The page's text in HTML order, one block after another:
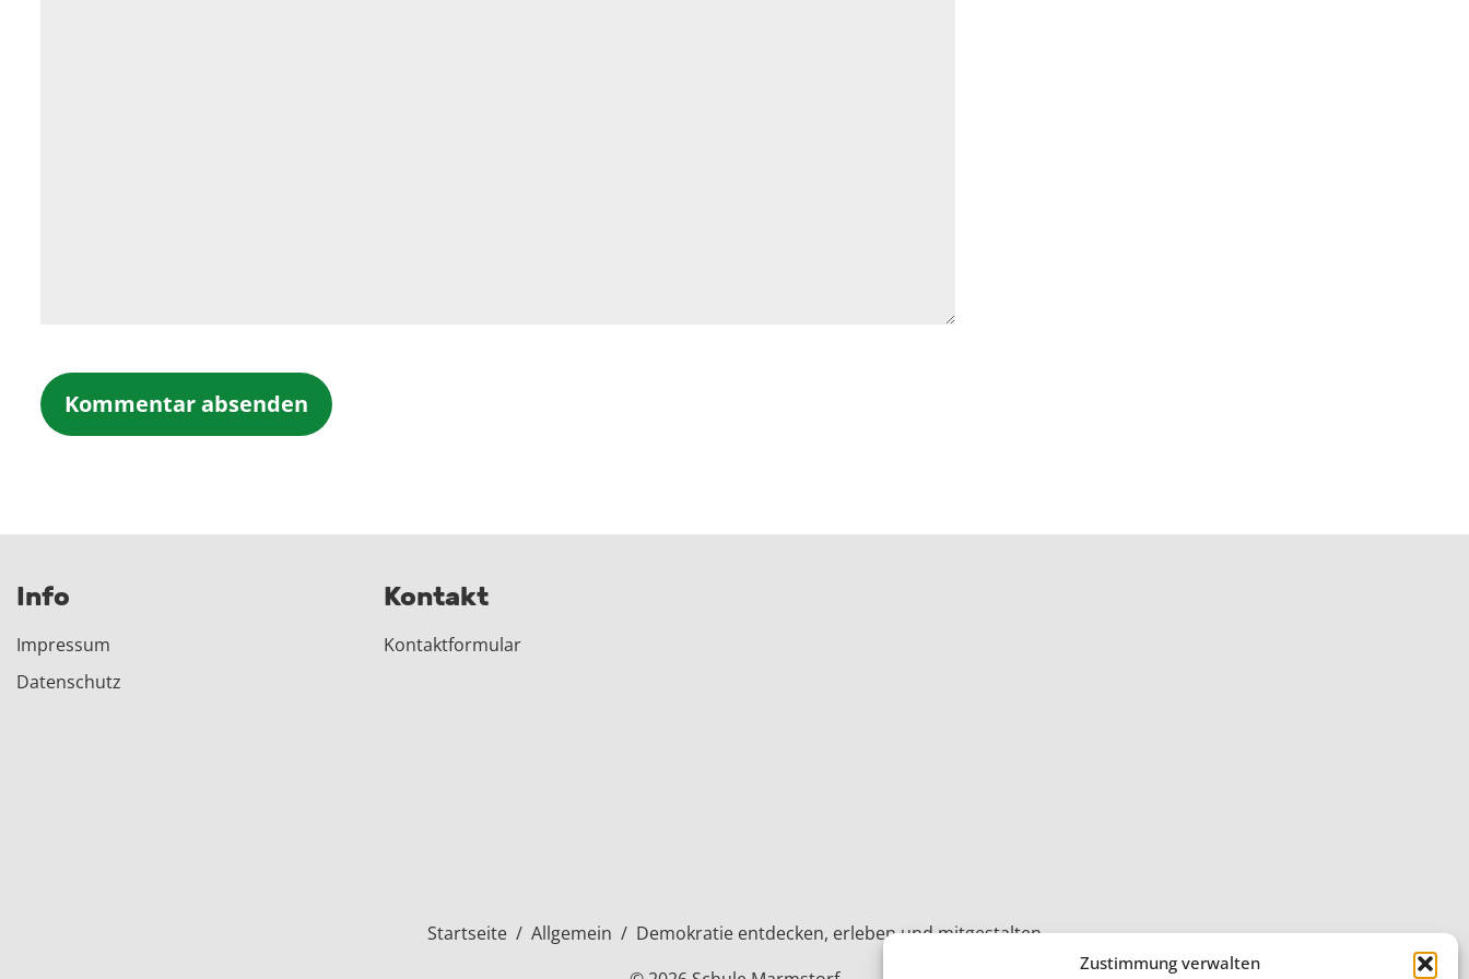
Zustimmung verwalten
Info
Impressum
Datenschutz
Kontakt
Kontaktformular
Startseite / Allgemein / Demokratie entdecken, erleben und mitgestalten